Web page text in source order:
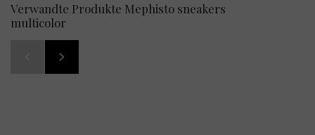
Verwandte Produkte Mephisto sneakers
multicolor